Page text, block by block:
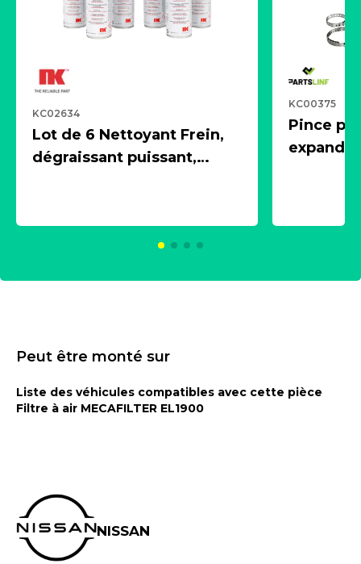
KC02634
Lot de 6 Nettoyant Frein,
dégraissant puissant,
KC00375
Pince
Peut être monté sur
Liste des véhicules compatibles avec cette pièce
Filtre à air MECAFILTER EL1900
NISSAN